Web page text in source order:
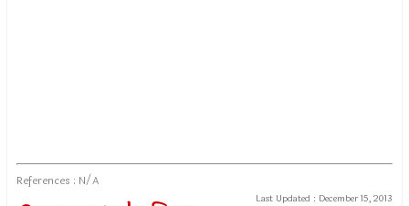
References : N/A
Last Updated : December 15, 2013